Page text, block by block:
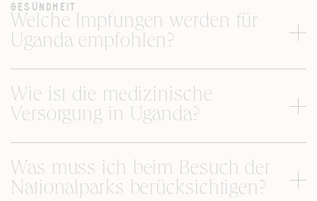
GESUNDHEIT
Welche Impfungen werden für
Uganda empfohlen?
Wie ist die medizinische
Versorgung in Uganda?
Was muss ich beim Besuch der
Nationalparks berücksichtigen?